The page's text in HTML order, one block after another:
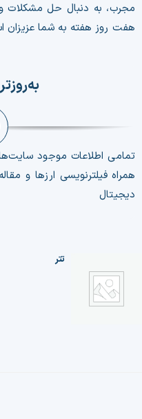
مجرب، به‌ دنبال حل مشکلات
هفت روز هفته به شما عزیزان
تمامی اطلاعات موجود
همراه فیلترنویسی ارزها و
دیجیتال
تتر